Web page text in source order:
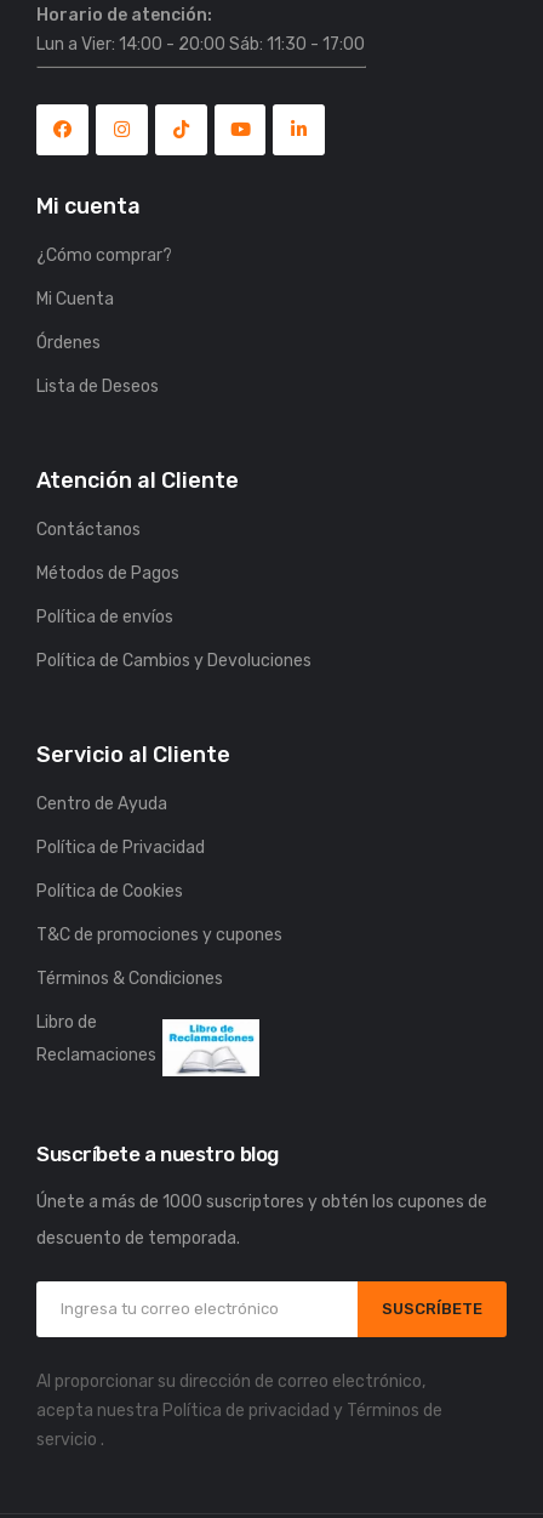
Horario de atención:
Lun a Vier: 14:00 - 20:00 Sáb: 11:30 - 17:00
Mi cuenta
¿Cómo comprar?
Mi Cuenta
Órdenes
Lista de Deseos
Atención al Cliente
Contáctanos
Métodos de Pagos
Política de envíos
Política de Cambios y Devoluciones
Servicio al Cliente
Centro de Ayuda
Política de Privacidad
Política de Cookies
T&C de promociones y cupones
Términos & Condiciones
Libro de
Reclamaciones
Suscríbete a nuestro blog
Únete a más de 1000 suscriptores y obtén los cupones de
descuento de temporada.
SUSCRÍBETE
Al proporcionar su dirección de correo electrónico,
acepta nuestra Política de privacidad y Términos de
servicio .